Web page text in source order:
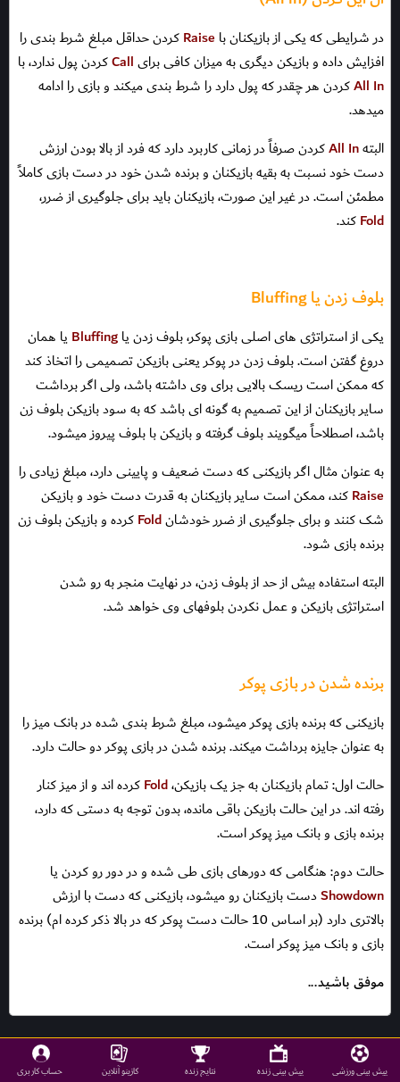
در شرایطی که یکی از بازیکنان با Raiseکردن حداقل مبلغ شرط بندی را
افزایش داده و بازیکن دیگری به میزان کافی برایCallکردن پول ندارد، با
All Inکردن هر چقدر که پول دارد را شرط بندی میکند و بازی را ادامه
میدهد.
البتهAll Inکردن صرفاً در زمانی کاربرد دارد که فرد از بالا بودن ارزش
دست خود نسبت به بقیه بازیکنان و برنده شدن خود در دست بازی کاملاً
مطمئن است. در غیر این صورت، بازیکنان باید برای جلوگیری از ضرر،
Foldکند.
بلوف زدن یا Bluffing
یکی از استراتژی های اصلی بازی پوکر، بلوف زدن یاBluffingیا همان
دروغ گفتن است. بلوف زدن در پوکر یعنی بازیکن تصمیمی را اتخاذ کند
که ممکن است ریسک بالایی برای وی داشته باشد، ولی اگر برداشت
سایر بازیکنان از این تصمیم به گونه ای باشد که به سود بازیکن بلوف زن
باشد، اصطلاحاً میگویند بلوف گرفته و بازیکن با بلوف پیروز میشود.
به عنوان مثال اگر بازیکنی که دست ضعیف و پایینی دارد، مبلغ زیادی را
Raiseکند، ممکن است سایر بازیکنان به قدرت دست خود و بازیکن
شک کنند و برای جلوگیری از ضرر خودشان
کرده و بازیکن بلوف زن
برنده بازی شود.
البته استفاده بیش از حد از بلوف زدن، در نهایت منجر به رو شدن
استراتژی بازیکن و عمل نکردن بلوفهای وی خواهد شد.
برنده شدن در بازی پوکر
بازیکنی که برنده بازی پوکر میشود، مبلغ شرط بندی شده در بانک میز را
به عنوان جایزه برداشت میکند. برنده شدن در بازی پوکر دو حالت دارد.
حالت اول: تمام بازیکنان به جز یک بازیکن،Foldکرده اند و از میز کنار
رفته اند. در این حالت بازیکن باقی مانده، بدون توجه به دستی که دارد،
برنده بازی و بانک میز پوکر است.
حالت دوم: هنگامی که دورهای بازی طی شده و در دور رو کردن یا
Showdownدست بازیکنان رو میشود، بازیکنی که دست با ارزش
بالاتری دارد (بر اساس 10 حالت دست پوکر که در بالا ذکر کرده ام) برنده
بازی و بانک میز پوکر است.
موفق باشید...
پیش بینی ورزشی پیش بینی زنده نتایج زنده کازینو آنلاین حساب کاربری